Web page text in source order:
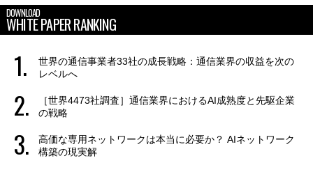
DOWNLOAD
WHITE PAPER RANKING
世界の通信事業者33社の成長戦略：通信業界の収益を次の
レベルへ
［世界4473社調査］通信業界におけるAI成熟度と先駆企業
の戦略
高価な専用ネットワークは本当に必要か？ AIネットワーク
構築の現実解